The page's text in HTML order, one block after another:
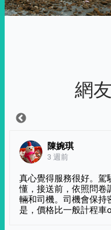
網
陳婉琪
3 週前
真心覺得服務很好。駕
懂，接送前，依照問卷
輛和司機。司機會保持
是，價格比一般計程車